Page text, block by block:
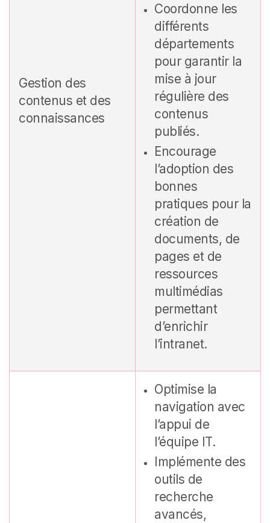
Gestion des
contenus et des
connaissances
Coordonne les
différents
départements
pour garantir la
mise à jour
régulière des
contenus
publiés.
Encourage
l’adoption des
bonnes
pratiques pour la
création de
documents, de
pages et de
ressources
multimédias
permettant
d’enrichir
l’intranet.
Optimise la
navigation avec
l’appui de
l’équipe IT.
Implémente des
outils de
recherche
avancés,